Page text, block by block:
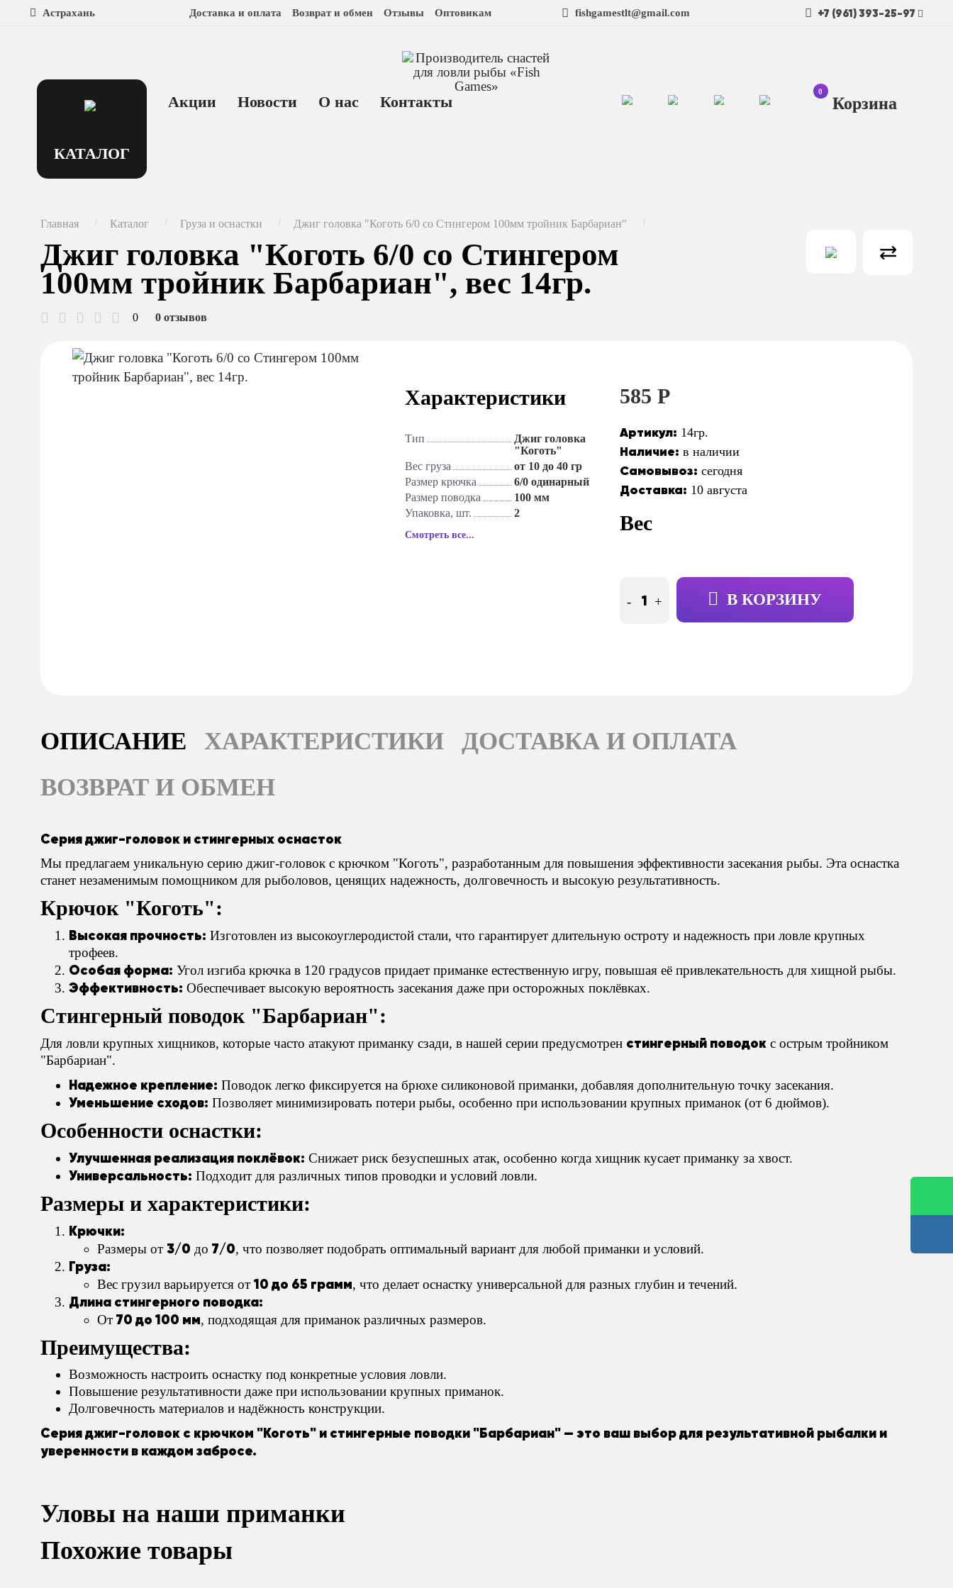
Астрахань Доставка и оплата Возврат и обмен Отзывы Оптовикам fishgamestlt@gmail.com +7 (961) 393-25-97
КАТАЛОГ
Акции Новости О нас Контакты
Главная Каталог Груза и оснастки Джиг головка "Коготь 6/0 со Стингером 100мм тройник Барбариан"
Джиг головка "Коготь 6/0 со Стингером
100мм тройник Барбариан", вес 14гр.
0 0 отзывов
Характеристики
Тип
Джиг головка
"Коготь"
Вес груза
от 10 до 40 гр
Размер крючка
6/0 одинарный
Размер поводка
100 мм
Упаковка, шт.
2
Смотреть все...
585 Р
Артикул: 14гр.
Наличие: в наличии
Самовывоз: сегодня
Доставка: 10 августа
Вес
- + В КОРЗИНУ
ОПИСАНИЕ ХАРАКТЕРИСТИКИ
ДОСТАВКА И ОПЛАТА
ВОЗВРАТ И ОБМЕН
Серия джиг-головок и стингерных оснасток
Мы предлагаем уникальную серию джиг-головок с крючком "Коготь", разработанным для повышения эффективности засекания рыбы. Эта оснастка
станет незаменимым помощником для рыболовов, ценящих надежность, долговечность и высокую результативность.
Крючок "Коготь":
Высокая прочность: Изготовлен из высокоуглеродистой стали, что гарантирует длительную остроту и надежность при ловле крупных
трофеев.
Особая форма: Угол изгиба крючка в 120 градусов придает приманке естественную игру, повышая её привлекательность для хищной рыбы.
Эффективность: Обеспечивает высокую вероятность засекания даже при осторожных поклёвках.
Стингерный поводок "Барбариан":
Для ловли крупных хищников, которые часто атакуют приманку сзади, в нашей серии предусмотрен стингерный поводок с острым тройником
"Барбариан".
Надежное крепление: Поводок легко фиксируется на брюхе силиконовой приманки, добавляя дополнительную точку засекания.
Уменьшение сходов: Позволяет минимизировать потери рыбы, особенно при использовании крупных приманок (от 6 дюймов).
Особенности оснастки:
Улучшенная реализация поклёвок: Снижает риск безуспешных атак, особенно когда хищник кусает приманку за хвост.
Универсальность: Подходит для различных типов проводки и условий ловли.
Размеры и характеристики:
Крючки:
Размеры от 3/0 до 7/0, что позволяет подобрать оптимальный вариант для любой приманки и условий.
Груза:
Вес грузил варьируется от 10 до 65 грамм, что делает оснастку универсальной для разных глубин и течений.
Длина стингерного поводка:
От 70 до 100 мм, подходящая для приманок различных размеров.
Преимущества:
Возможность настроить оснастку под конкретные условия ловли.
Повышение результативности даже при использовании крупных приманок.
Долговечность материалов и надёжность конструкции.
Серия джиг-головок с крючком "Коготь" и стингерные поводки "Барбариан" — это ваш выбор для результативной рыбалки и
уверенности в каждом забросе.
Уловы на наши приманки
Похожие товары